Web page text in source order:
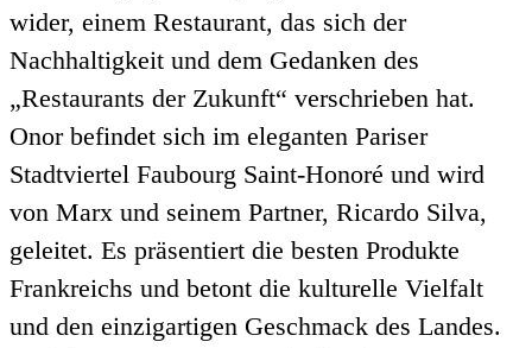
wider, einem Restaurant, das sich der
Nachhaltigkeit und dem Gedanken des
„Restaurants der Zukunft“ verschrieben hat.
Onor befindet sich im eleganten Pariser
Stadtviertel Faubourg Saint-Honoré und wird
von Marx und seinem Partner, Ricardo Silva,
geleitet. Es präsentiert die besten Produkte
Frankreichs und betont die kulturelle Vielfalt
und den einzigartigen Geschmack des Landes.